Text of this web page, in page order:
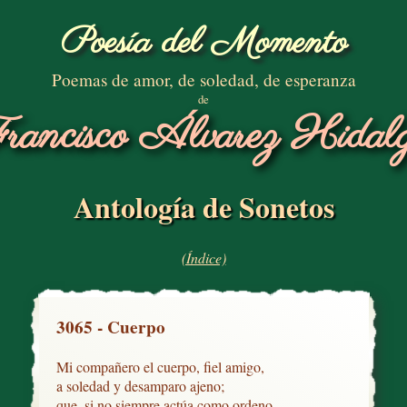
Poesía del Momento
Poemas de amor, de soledad, de esperanza
de
Álvarez
Antología de Sonetos
(Índice)
3065 - Cuerpo
Mi compañero el cuerpo, fiel amigo,
a soledad y desamparo ajeno;